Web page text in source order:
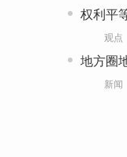
权利平
观点
地方圈
新闻